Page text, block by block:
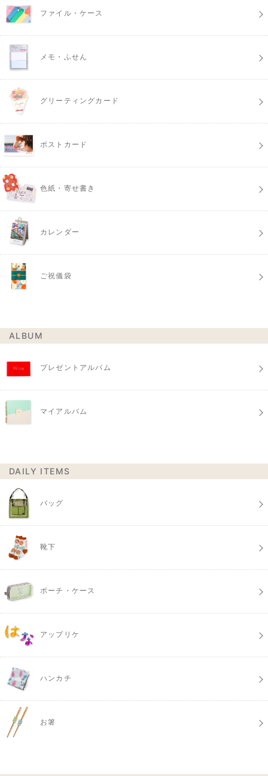
ファイル・ケース
メモ・ふせん
グリーティングカード
ポストカード
色紙・寄せ書き
カレンダー
ご祝儀袋
ALBUM
プレゼントアルバム
マイアルバム
DAILY ITEMS
バッグ
靴下
ポーチ・ケース
アップリケ
ハンカチ
お箸